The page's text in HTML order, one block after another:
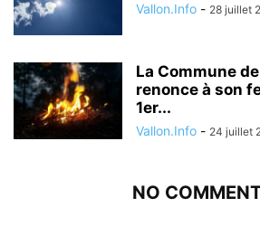
Vallon.Info - 28 juillet
La Commune
renonce à son
1er...
Vallon.Info - 24 juillet
NO